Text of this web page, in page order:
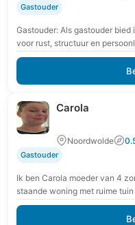
Gastouder
Gastouder: Als gastouder
voor rust, structuur en
veilige en vertrouwde
Carola
Noordwolde
Gastouder
Ik ben Carola moeder van 4
staande woning met ruime